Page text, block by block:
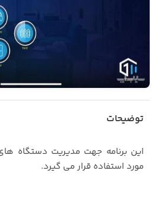
توضیحات
این برنامه جهت مدیریت دستگاه
مورد استفاده قرار می گیرد.